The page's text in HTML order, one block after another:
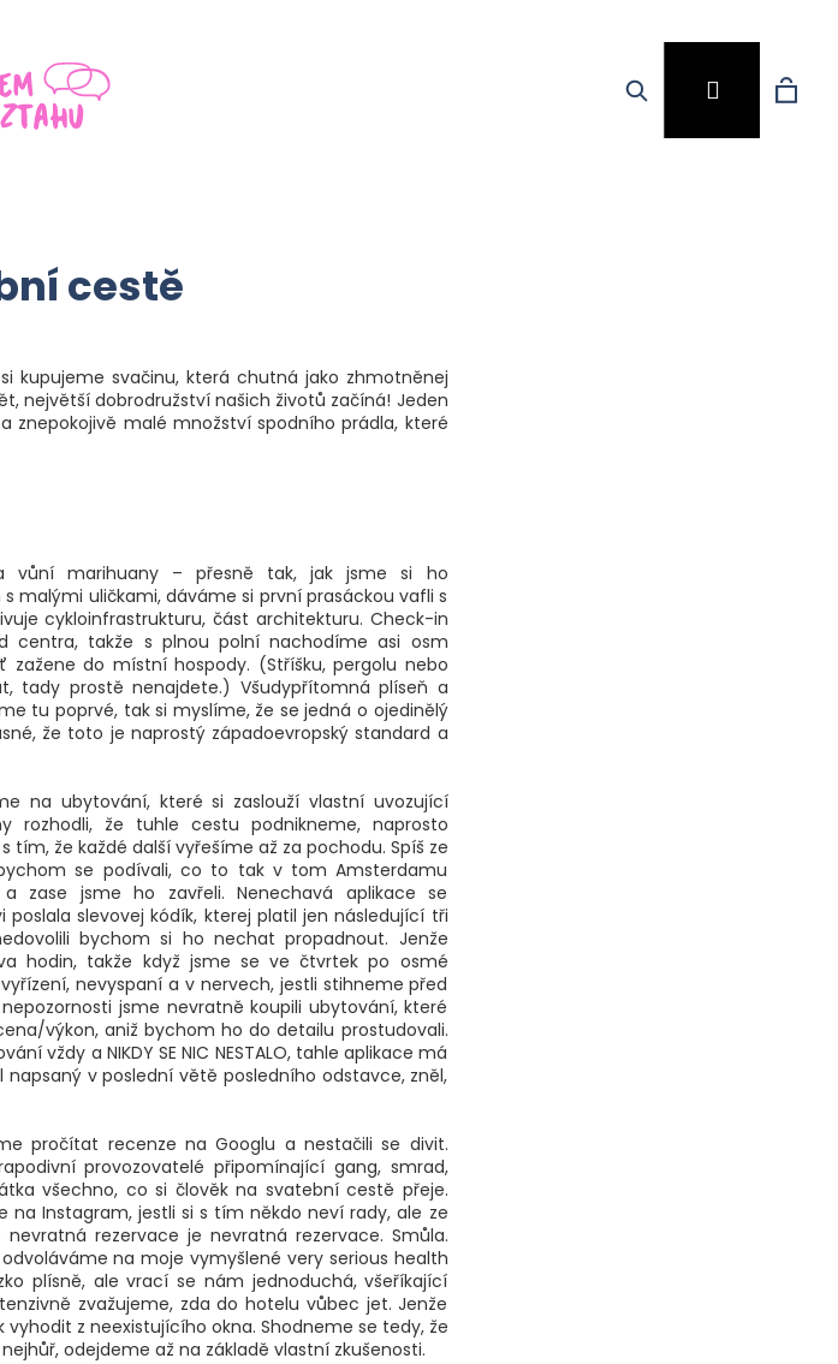
HledatPřihlášení
cestě
kupujeme svačinu, která chutná jako zhmotněnej
největší dobrodružství našich životů začíná! Jeden
znepokojivě malé množství spodního prádla, které
vůní marihuany – přesně tak, jak jsme si ho
malými uličkami, dáváme si první prasáckou vafli s
cykloinfrastrukturu, část architekturu. Check-in
centra, takže s plnou polní nachodíme asi osm
do místní hospody. (Stříšku, pergolu nebo
tady prostě nenajdete.) Všudypřítomná plíseň a
tu poprvé, tak si myslíme, že se jedná o ojedinělý
že toto je naprostý západoevropský standard a
na ubytování, které si zaslouží vlastní uvozující
rozhodli, že tuhle cestu podnikneme, naprosto
že každé další vyřešíme až za pochodu. Spíš ze
se podívali, co to tak v tom Amsterdamu
zase jsme ho zavřeli. Nenechavá aplikace se
slevovej kódík, kterej platil jen následující tři
bychom si ho nechat propadnout. Jenže
hodin, takže když jsme se ve čtvrtek po osmé
nevyspaní a v nervech, jestli stihneme před
jsme nevratně koupili ubytování, které
výkon, aniž bychom ho do detailu prostudovali.
vždy a NIKDY SE NIC NESTALO, tahle aplikace má
v poslední větě posledního odstavce, zněl,
pročítat recenze na Googlu a nestačili se divit.
provozovatelé připomínající gang, smrad,
všechno, co si člověk na svatební cestě přeje.
na Instagram, jestli si s tím někdo neví rady, ale ze
rezervace je nevratná rezervace. Smůla.
na moje vymyšlené very serious health
plísně, ale vrací se nám jednoduchá, všeříkající
zvažujeme, zda do hotelu vůbec jet. Jenže
z neexistujícího okna. Shodneme se tedy, že
odejdeme až na základě vlastní zkušenosti.